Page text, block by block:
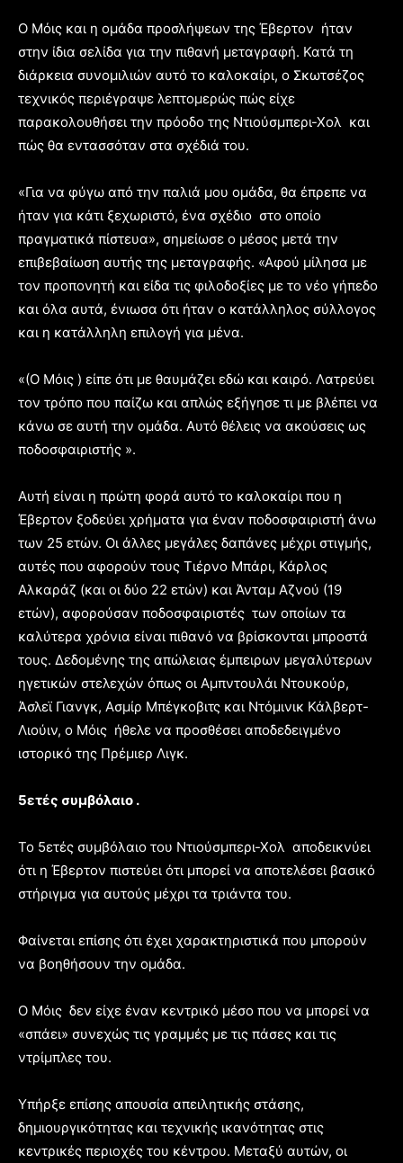
Ο Μόις και η ομάδα προσλήψεων της Έβερτον ήταν
στην ίδια σελίδα για την πιθανή μεταγραφή. Κατά τη
διάρκεια συνομιλιών αυτό το καλοκαίρι, ο Σκωτσέζος
τεχνικός περιέγραψε λεπτομερώς πώς είχε
παρακολουθήσει την πρόοδο της Ντιούσμπερι-Χολ και
πώς θα εντασσόταν στα σχέδιά του.
«Για να φύγω από την παλιά μου ομάδα, θα έπρεπε να
ήταν για κάτι ξεχωριστό, ένα σχέδιο στο οποίο
πραγματικά πίστευα», σημείωσε ο μέσος μετά την
επιβεβαίωση αυτής της μεταγραφής. «Αφού μίλησα με
τον προπονητή και είδα τις φιλοδοξίες με το νέο γήπεδο
και όλα αυτά, ένιωσα ότι ήταν ο κατάλληλος σύλλογος
και η κατάλληλη επιλογή για μένα.
«(Ο Mόις ) είπε ότι με θαυμάζει εδώ και καιρό. Λατρεύει
τον τρόπο που παίζω και απλώς εξήγησε τι με βλέπει να
κάνω σε αυτή την ομάδα. Αυτό θέλεις να ακούσεις ως
ποδοσφαιριστής ».
Αυτή είναι η πρώτη φορά αυτό το καλοκαίρι που η
Έβερτον ξοδεύει χρήματα για έναν ποδοσφαιριστή άνω
των 25 ετών. Οι άλλες μεγάλες δαπάνες μέχρι στιγμής,
αυτές που αφορούν τους Τιέρνο Μπάρι, Κάρλος
Αλκαράζ (και οι δύο 22 ετών) και Άνταμ Αζνού (19
ετών), αφορούσαν ποδοσφαιριστές των οποίων τα
καλύτερα χρόνια είναι πιθανό να βρίσκονται μπροστά
τους. Δεδομένης της απώλειας έμπειρων μεγαλύτερων
ηγετικών στελεχών όπως οι Αμπντουλάι Ντουκούρ,
Άσλεϊ Γιανγκ, Ασμίρ Μπέγκοβιτς και Ντόμινικ Κάλβερτ-
Λιούιν, ο Μόις ήθελε να προσθέσει αποδεδειγμένο
ιστορικό της Πρέμιερ Λιγκ.
5ετές συμβόλαιο .
Το 5ετές συμβόλαιο του Ντιούσμπερι-Χολ αποδεικνύει
ότι η Έβερτον πιστεύει ότι μπορεί να αποτελέσει βασικό
στήριγμα για αυτούς μέχρι τα τριάντα του.
Φαίνεται επίσης ότι έχει χαρακτηριστικά που μπορούν
να βοηθήσουν την ομάδα.
Ο Mόις δεν είχε έναν κεντρικό μέσο που να μπορεί να
«σπάει» συνεχώς τις γραμμές με τις πάσες και τις
ντρίμπλες του.
Υπήρξε επίσης απουσία απειλητικής στάσης,
δημιουργικότητας και τεχνικής ικανότητας στις
κεντρικές περιοχές του κέντρου. Μεταξύ αυτών, οι